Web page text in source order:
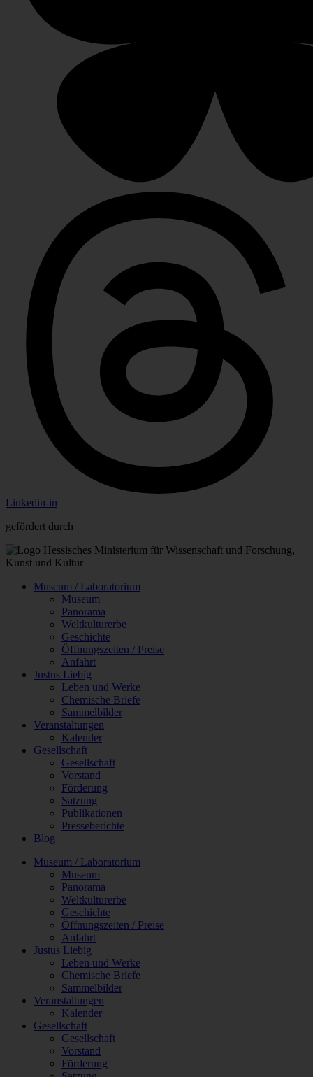
Linkedin-in
gefördert durch
Museum / Laboratorium
Museum
Panorama
Weltkulturerbe
Geschichte
Öffnungszeiten / Preise
Anfahrt
Justus Liebig
Leben und Werke
Chemische Briefe
Sammelbilder
Veranstaltungen
Kalender
Gesellschaft
Gesellschaft
Vorstand
Förderung
Satzung
Publikationen
Presseberichte
Blog
Museum / Laboratorium
Museum
Panorama
Weltkulturerbe
Geschichte
Öffnungszeiten / Preise
Anfahrt
Justus Liebig
Leben und Werke
Chemische Briefe
Sammelbilder
Veranstaltungen
Kalender
Gesellschaft
Gesellschaft
Vorstand
Förderung